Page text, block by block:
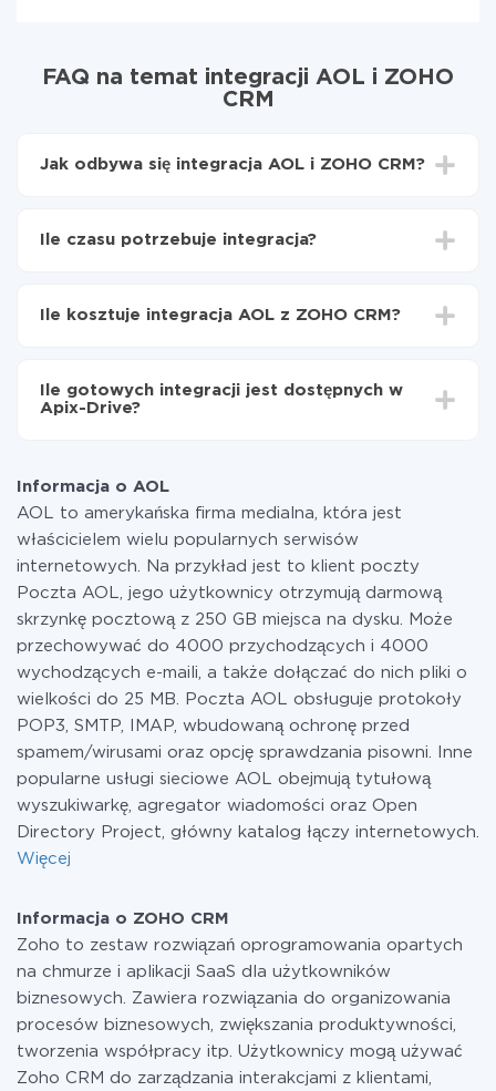
FAQ na temat integracji AOL i ZOHO
CRM
Jak odbywa się integracja AOL i ZOHO CRM?
CRM
do ZOHO CRM
Ile czasu potrzebuje integracja?
od 5 do 30 minut. Konfiguracja zajmuje średnio 10-15
Ile kosztuje integracja AOL z ZOHO CRM?
Płacisz tylko za ilość danych, która faktycznie jest
przekazywana z jednego z Twoich systemów do
w razie potrzeby przełączyć się na płatną. Więcej
informacji otaryfach .
Ile gotowych integracji jest dostępnych w
Apix-Drive?
Informacja o AOL
AOL to amerykańska firma medialna, która jest
właścicielem wielu popularnych serwisów
internetowych. Na przykład jest to klient poczty
Poczta AOL, jego użytkownicy otrzymują darmową
skrzynkę pocztową z 250 GB miejsca na dysku. Może
przechowywać do 4000 przychodzących i 4000
wychodzących e-maili, a także dołączać do nich pliki o
wielkości do 25 MB. Poczta AOL obsługuje protokoły
POP3, SMTP, IMAP, wbudowaną ochronę przed
spamem/wirusami oraz opcję sprawdzania pisowni. Inne
popularne usługi sieciowe AOL obejmują tytułową
wyszukiwarkę, agregator wiadomości oraz Open
Directory Project, główny katalog łączy internetowych.
Więcej
Informacja o ZOHO CRM
Zoho to zestaw rozwiązań oprogramowania opartych
na chmurze i aplikacji SaaS dla użytkowników
biznesowych. Zawiera rozwiązania do organizowania
procesów biznesowych, zwiększania produktywności,
tworzenia współpracy itp. Użytkownicy mogą używać
Zoho CRM do zarządzania interakcjami z klientami,